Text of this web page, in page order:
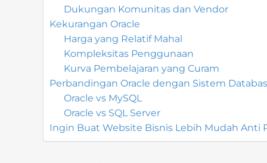
Dukungan Komunitas dan Vendor
Kekurangan Oracle
Harga yang Relatif Mahal
Kompleksitas Penggunaan
Kurva Pembelajaran yang Curam
Perbandingan Oracle dengan Sistem
Oracle vs MySQL
Oracle vs SQL Server
Ingin Buat Website Bisnis Lebih Mudah Anti